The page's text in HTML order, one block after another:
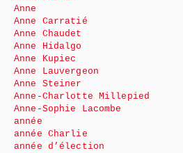
Anne
Anne Carratié
Anne Chaudet
Anne Hidalgo
Anne Kupiec
Anne Lauvergeon
Anne Steiner
Anne-Charlotte Millepied
Anne-Sophie Lacombe
année
année Charlie
année d’élection